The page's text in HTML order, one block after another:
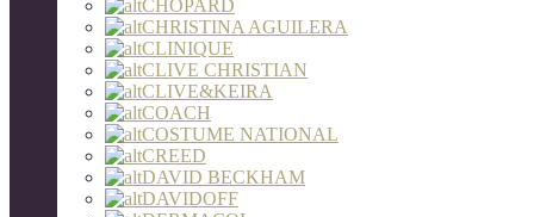
CHOPARD
CHRISTINA AGUILERA
CLINIQUE
CLIVE CHRISTIAN
CLIVE&KEIRA
COACH
COSTUME NATIONAL
CREED
DAVID BECKHAM
DAVIDOFF